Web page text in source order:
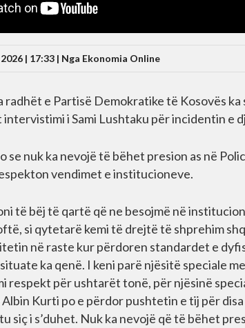
| 17:33 | Nga Ekonomia Online
e Partisë Demokratike të Kosovës
i Sami Lushtaku për incidentin e
se nuk ka nevojë të bëhet presion as në
vendimet e institucioneve.
të bëj të qartë që ne besojmë në
si qytetarë kemi të drejtë të shprehim
në raste kur përdoren standardet e
ka qenë. I keni parë njësitë speciale
respekt për ushtarët tonë, për njësinë
Kurti po e përdor pushtetin e tij për
siç i s’duhet. Nuk ka nevojë që të bëhet